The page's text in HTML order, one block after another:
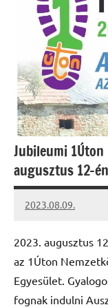
Jubileumi
augusztus 12-
2023.08.09.
kovacs.agi
2023. augusztus
az 1Úton
Egyesület.
fognak indulni